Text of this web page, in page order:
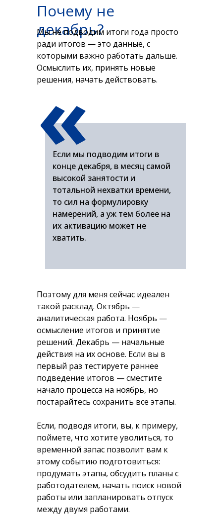
Почему не
декабрь?
Мы не подводим итоги года просто
ради итогов — это данные, с
которыми важно работать дальше.
Осмыслить их, принять новые
решения, начать действовать.
Если мы подводим итоги в
конце декабря, в месяц самой
высокой занятости и
тотальной нехватки времени,
то сил на формулировку
намерений, а уж тем более на
их активацию может не
хватить.
«
Поэтому для меня сейчас идеален
такой расклад. Октябрь —
аналитическая работа. Ноябрь —
осмысление итогов и принятие
решений. Декабрь — начальные
действия на их основе. Если вы в
первый раз тестируете раннее
подведение итогов — сместите
начало процесса на ноябрь, но
постарайтесь сохранить все этапы.
Если, подводя итоги, вы, к примеру,
поймете, что хотите уволиться, то
временной запас позволит вам к
этому событию подготовиться:
продумать этапы, обсудить планы с
работодателем, начать поиск новой
работы или запланировать отпуск
между двумя работами.